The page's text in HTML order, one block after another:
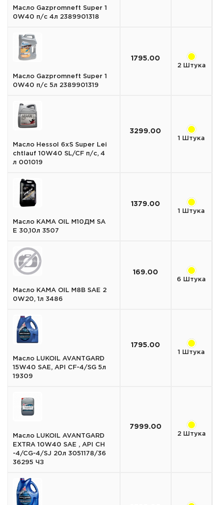
Масло Gazpromneft Super 1
0W40 п/с 4л 2389901318
Масло Gazpromneft Super 1
0W40 п/с 5л 2389901319
1795.00
2 Штука
Масло Hessol 6xS Super Lei
chtlauf 10W40 SL/CF п/с, 4
л 001019
3299.00
1 Штука
Масло KAMA OIL М10ДМ SA
E 30,10л 3507
1379.00
1 Штука
Масло KAMA OIL М8В SAE 2
0W20, 1л 3486
169.00
6 Штука
Масло LUKOIL AVANTGARD
15W40 SAE, API CF-4/SG 5л
19309
1795.00
1 Штука
Масло LUKOIL AVANTGARD
EXTRA 10W40 SAE , API CH
-4/CG-4/SJ 20л 3051178/36
36295 ЧЗ
7999.00
2 Штука